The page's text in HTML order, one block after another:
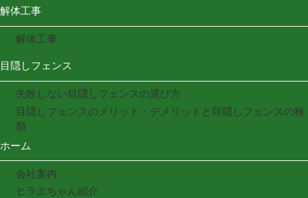
解体工事
解体工事
目隠しフェンス
失敗しない目隠しフェンスの選び方
目隠しフェンスのメリット・デメリットと目隠しフェンスの種
類
ホーム
会社案内
ヒラエちゃん紹介